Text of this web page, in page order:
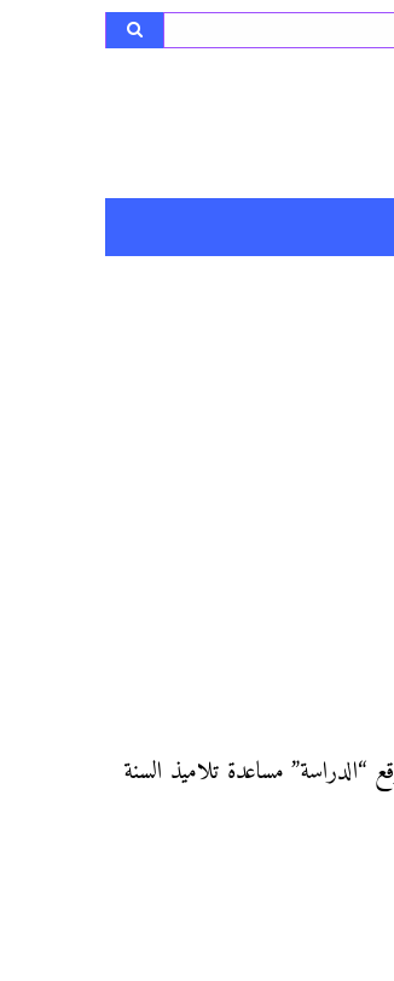
“الدراسة” مساعدة تلاميذ السنة